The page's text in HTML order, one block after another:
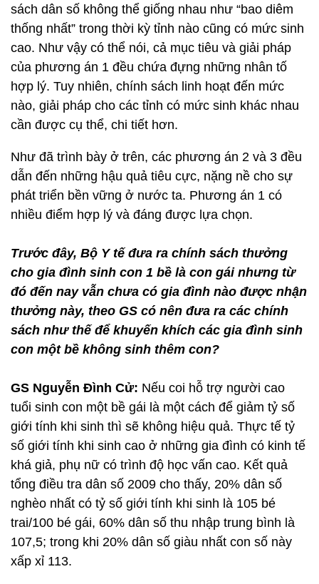
sách dân số không thể giống nhau như “bao diêm
thống nhất” trong thời kỳ tỉnh nào cũng có mức sinh
cao. Như vậy có thể nói, cả mục tiêu và giải pháp
của phương án 1 đều chứa đựng những nhân tố
hợp lý. Tuy nhiên, chính sách linh hoạt đến mức
nào, giải pháp cho các tỉnh có mức sinh khác nhau
cần được cụ thể, chi tiết hơn.
Như đã trình bày ở trên, các phương án 2 và 3 đều
dẫn đến những hậu quả tiêu cực, nặng nề cho sự
phát triển bền vững ở nước ta. Phương án 1 có
nhiều điểm hợp lý và đáng được lựa chọn.
Trước đây, Bộ Y tế đưa ra chính sách thưởng
cho gia đình sinh con 1 bề là con gái nhưng từ
đó đến nay vẫn chưa có gia đình nào được nhận
thưởng này, theo GS có nên đưa ra các chính
sách như thế để khuyến khích các gia đình sinh
con một bề không sinh thêm con?
GS Nguyễn Đình Cử: Nếu coi hỗ trợ người cao
tuổi sinh con một bề gái là một cách để giảm tỷ số
giới tính khi sinh thì sẽ không hiệu quả. Thực tế tỷ
số giới tính khi sinh cao ở những gia đình có kinh tế
khá giả, phụ nữ có trình độ học vấn cao. Kết quả
tổng điều tra dân số 2009 cho thấy, 20% dân số
nghèo nhất có tỷ số giới tính khi sinh là 105 bé
trai/100 bé gái, 60% dân số thu nhập trung bình là
107,5; trong khi 20% dân số giàu nhất con số này
xấp xỉ 113.